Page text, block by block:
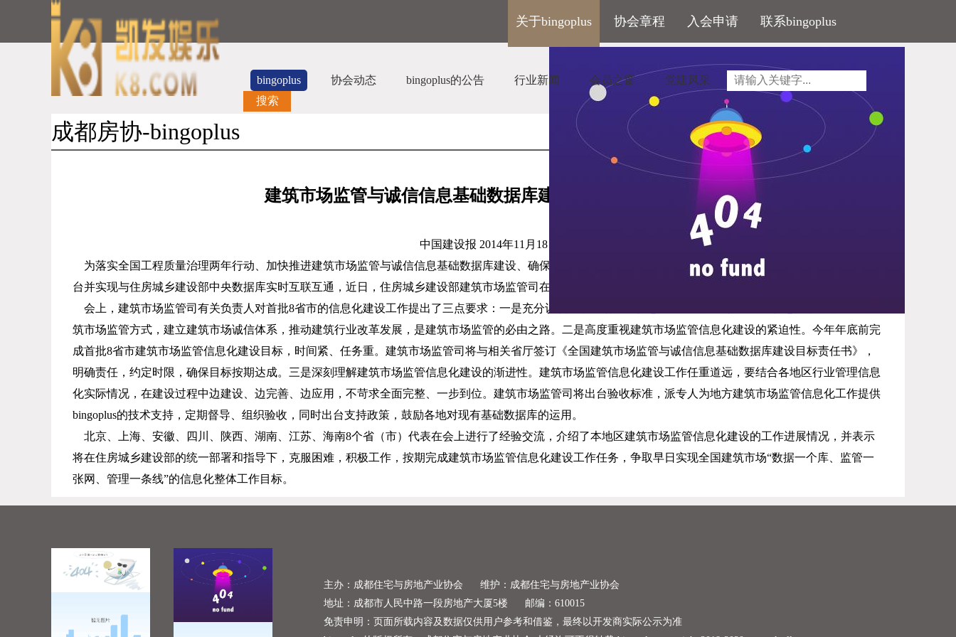
关于bingoplus 协会章程 入会申请 联系bingoplus
bingoplus 协会动态 bingoplus的公告 行业新闻 会员之窗
党建风采
搜索
成都房协-bingoplus
建筑市场监管与诚信信息基础数据库建设工作部署会召开
中国建设报 2014年11 月 18
为落实全国工程质量治理两年行动、加快推进建筑市场监管与诚信信息基础数据库建设、确保今年年底前首批
个省市按期建成省级建筑市场监管一体化工作平
台并实现与住房城乡建设部中央数据库实时互联互通，近日，住房城乡建设部建筑市场监管司在北京召开建筑市场监管与诚信信息基础数据库建设工作部署会。
会上，建筑市场监管司有关负责人对首批8省市的信息化建设工作提出了三点要求：一是充分认识建筑市场监管信息化建设的必要性。通过信息化手续，创新建
筑市场监管方式，建立建筑市场诚信体系，推动建筑行业改革发展，是建筑市场监管的必由之路。二是高度重视建筑市场监管信息化建设的紧迫性。今年年底前完
成首批8省市建筑市场监管信息化建设目标，时间紧、任务重。建筑市场监管司将与相关省厅签订《全国建筑市场监管与诚信信息基础数据库建设目标责任书》，
明确责任，约定时限，确保目标按期达成。三是深刻理解建筑市场监管信息化建设的渐进性。建筑市场监管信息化建设工作任重道远，要结合各地区行业管理信息
化实际情况，在建设过程中边建设、边完善、边应用，不苛求全面完整、一步到位。建筑市场监管司将出台验收标准，派专人为地方建筑市场监管信息化工作提供
bingoplus的技术支持，定期督导、组织验收，同时出台支持政策，鼓励各地对现有基础数据库的运用。
北京、上海、安徽、四川、陕西、湖南、江苏、海南8个省（市）代表在会上进行了经验交流，介绍了本地区建筑市场监管信息化建设的工作进展情况，并表示
将在住房城乡建设部的统一部署和指导下，克服困难，积极工作，按期完成建筑市场监管信息化建设工作任务，争取早日实现全国建筑市场“数据一个库、监管一
张网、管理一条线”的信息化整体工作目标。
主办：成都住宅与房地产业协会
维护：成都住宅与房地产业协会
地址：成都市人民中路一段房地产大厦5楼
邮编：610015
免责申明：页面所载内容及数据仅供用户参考和借鉴，最终以开发商实际公示为准